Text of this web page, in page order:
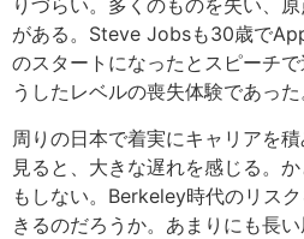
りづらい。多くのものを失い、
がある。Steve Jobsも30歳で
のスタートになったとスピーチ
うしたレベルの喪失体験であった
周りの日本で着実にキャリアを
見ると、大きな遅れを感じる。
もしない。Berkeley時代のリス
きるのだろうか。あまりにも長